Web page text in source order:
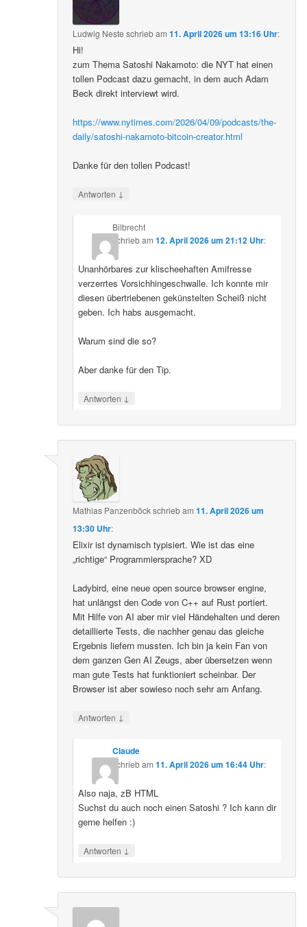
Ludwig Neste schriebam11. April 2026 um 13:16 Uhr:
Hi!
zum Thema Satoshi Nakamoto: die NYT hat einen
tollen Podcast dazu gemacht, in dem auch Adam
Beck direkt interviewt wird.
https://www.nytimes.com/2026/04/09/podcasts/the-
daily/satoshi-nakamoto-bitcoin-creator.html
Danke für den tollen Podcast!
Antworten ↓
Bilbrecht
schriebam 12. April 2026 um 21:12 Uhr:
Unanhörbares zur klischeehaften Amifresse
verzerrtes Vorsichhingeschwalle. Ich konnte mir
diesen übertriebenen gekünstelten Scheiß nicht
geben. Ich habs ausgemacht.
Warum sind die so?
Aber danke für den Tip.
Antworten ↓
Mathias Panzenböckschriebam11. April 2026 um
13:30 Uhr:
Elixir ist dynamisch typisiert. Wie ist das eine
„richtige“ Programmiersprache? XD
Ladybird, eine neue open source browser engine,
hat unlängst den Code von C++ auf Rust portiert.
Mit Hilfe von AI aber mir viel Händehalten und deren
detaillierte Tests, die nachher genau das gleiche
Ergebnis liefern mussten. Ich bin ja kein Fan von
dem ganzen Gen AI Zeugs, aber übersetzen wenn
man gute Tests hat funktioniert scheinbar. Der
Browser ist aber sowieso noch sehr am Anfang.
Antworten ↓
Claude
schriebam 11. April 2026 um 16:44 Uhr:
Also naja, zB HTML
Suchst du auch noch einen Satoshi ? Ich kann dir
gerne helfen :)
Antworten ↓